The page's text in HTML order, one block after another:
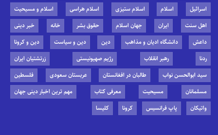
اسرائیل
اسلام اسلام ستیزی اسلام هراسی
اسلام و مسیحیت
اهل سنت
ایران جهان اسلام حقوق بشر خانه
خبر دینی
داعش
دانشگاه ادیان و مذاهب دین دین و سیاست
دین و کرونا
ردنا
رهبر انقلاب رژیم صهیونیستی
زرتشتیان ایران
سید ابوالحسن نواب
طالبان در افغانستان عربستان سعودی
فلسطین
مسلمانان
مسیحیت معرفی کتاب
مهم ترین اخبار دینی جهان
واتیکان
پاپ فرانسیس کرونا کلیسا